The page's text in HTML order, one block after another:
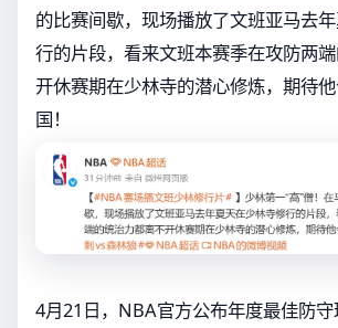
的比赛间歇，现场播放了文班亚马去
行的片段，看来文班本赛季在攻防两
开休赛期在少林寺的潜心修炼，期待
国！
4月21日，NBA官方公布年度最佳防